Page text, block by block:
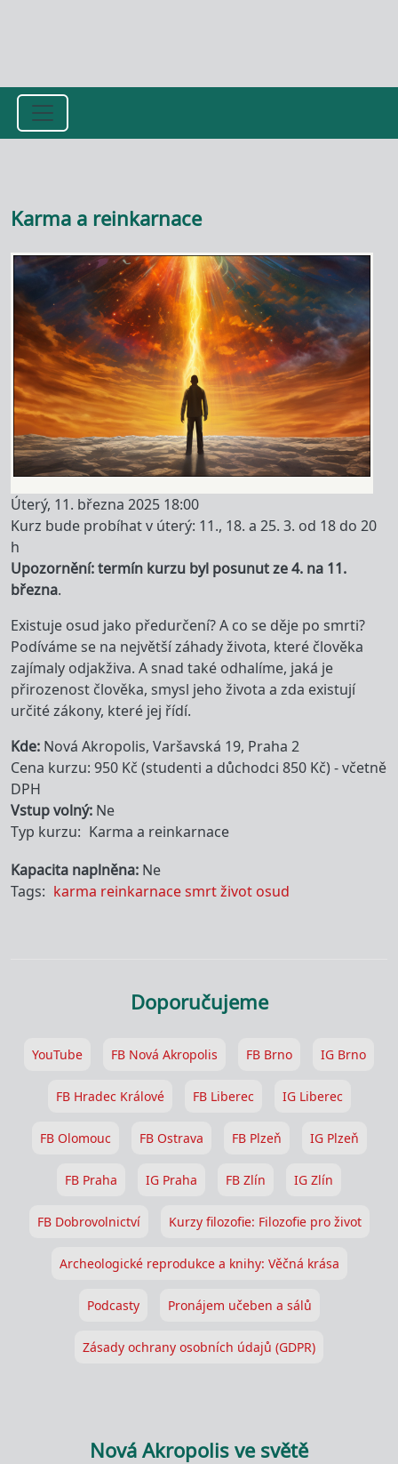
Přejít k hlavnímu obsahu
Karma a reinkarnace
Úterý, 11. března 2025 18:00
Kurz bude probíhat v úterý: 11., 18. a 25. 3. od 18 do 20
h
Upozornění: termín kurzu byl posunut ze 4. na 11.
března.
Existuje osud jako předurčení? A co se děje po smrti?
Podíváme se na největší záhady života, které člověka
zajímaly odjakživa. A snad také odhalíme, jaká je
přirozenost člověka, smysl jeho života a zda existují
určité zákony, které jej řídí.
Kde Nová Akropolis, Varšavská 19, Praha 2
Cena kurzu: 950 Kč (studenti a důchodci 850 Kč) - včetně
DPH
Vstup volný Ne
Typ kurzu
Karma a reinkarnace
Kapacita naplněna Ne
Tags
karma reinkarnacesmrtživot osud
Doporučujeme
YouTube FB Nová Akropolis FB Brno IG Brno
FB Hradec Králové FB Liberec IG Liberec
FB Olomouc FB Ostrava FB Plzeň IG Plzeň
FB Praha IG Praha FB Zlín IG Zlín
FB Dobrovolnictví Kurzy filozofie: Filozofie pro život
Archeologické reprodukce a knihy: Věčná krása
Podcasty Pronájem učeben a sálů
Zásady ochrany osobních údajů (GDPR)
Nová Akropolis ve světě